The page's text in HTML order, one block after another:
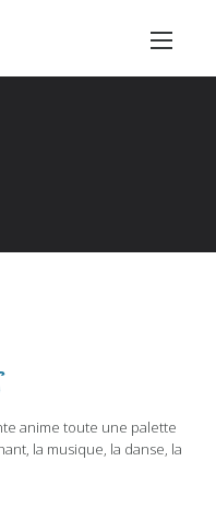
anime toute une palette
la musique, la danse, la